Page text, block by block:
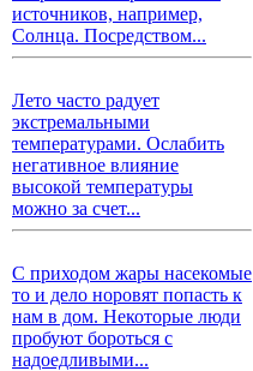
источников, например,
Солнца. Посредством...
Лето часто радует
экстремальными
температурами. Ослабить
негативное влияние
высокой температуры
можно за счет...
С приходом жары насекомые
то и дело норовят попасть к
нам в дом. Некоторые люди
пробуют бороться с
надоедливыми...